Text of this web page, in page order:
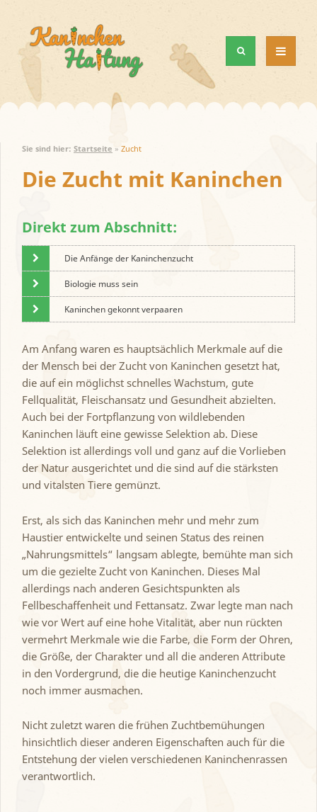
Sie sind hier: Startseite » Zucht
Die Zucht mit Kaninchen
Direkt zum Abschnitt:
Die Anfänge der Kaninchenzucht
Biologie muss sein
Kaninchen gekonnt verpaaren
Am Anfang waren es hauptsächlich Merkmale auf die
der Mensch bei der Zucht von Kaninchen gesetzt hat,
die auf ein möglichst schnelles Wachstum, gute
Fellqualität, Fleischansatz und Gesundheit abzielten.
Auch bei der Fortpflanzung von wildlebenden
Kaninchen läuft eine gewisse Selektion ab. Diese
Selektion ist allerdings voll und ganz auf die Vorlieben
der Natur ausgerichtet und die sind auf die stärksten
und vitalsten Tiere gemünzt.
Erst, als sich das Kaninchen mehr und mehr zum
Haustier entwickelte und seinen Status des reinen
„Nahrungsmittels“ langsam ablegte, bemühte man sich
um die gezielte Zucht von Kaninchen. Dieses Mal
allerdings nach anderen Gesichtspunkten als
Fellbeschaffenheit und Fettansatz. Zwar legte man nach
wie vor Wert auf eine hohe Vitalität, aber nun rückten
vermehrt Merkmale wie die Farbe, die Form der Ohren,
die Größe, der Charakter und all die anderen Attribute
in den Vordergrund, die die heutige Kaninchenzucht
noch immer ausmachen.
Nicht zuletzt waren die frühen Zuchtbemühungen
hinsichtlich dieser anderen Eigenschaften auch für die
Entstehung der vielen verschiedenen Kaninchenrassen
verantwortlich.